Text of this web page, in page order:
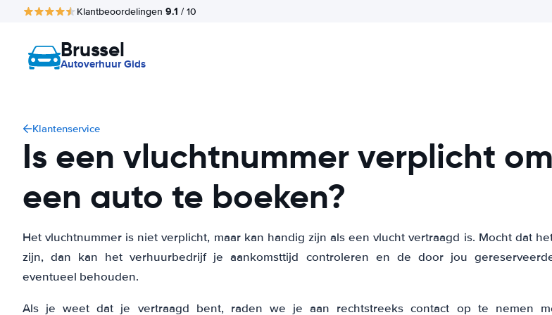
Klantbeoordelingen 9.1 / 10
Brussel
Autoverhuur Gids
Klantenservice
Is een vluchtnummer verplicht om
een auto te boeken?
Het vluchtnummer is niet verplicht, maar kan handig zijn als een vlucht vertraagd is. Mocht dat
zijn, dan kan het verhuurbedrijf je aankomsttijd controleren en de door jou
eventueel behouden.
Als je weet dat je vertraagd bent, raden we je aan rechtstreeks contact op te nemen